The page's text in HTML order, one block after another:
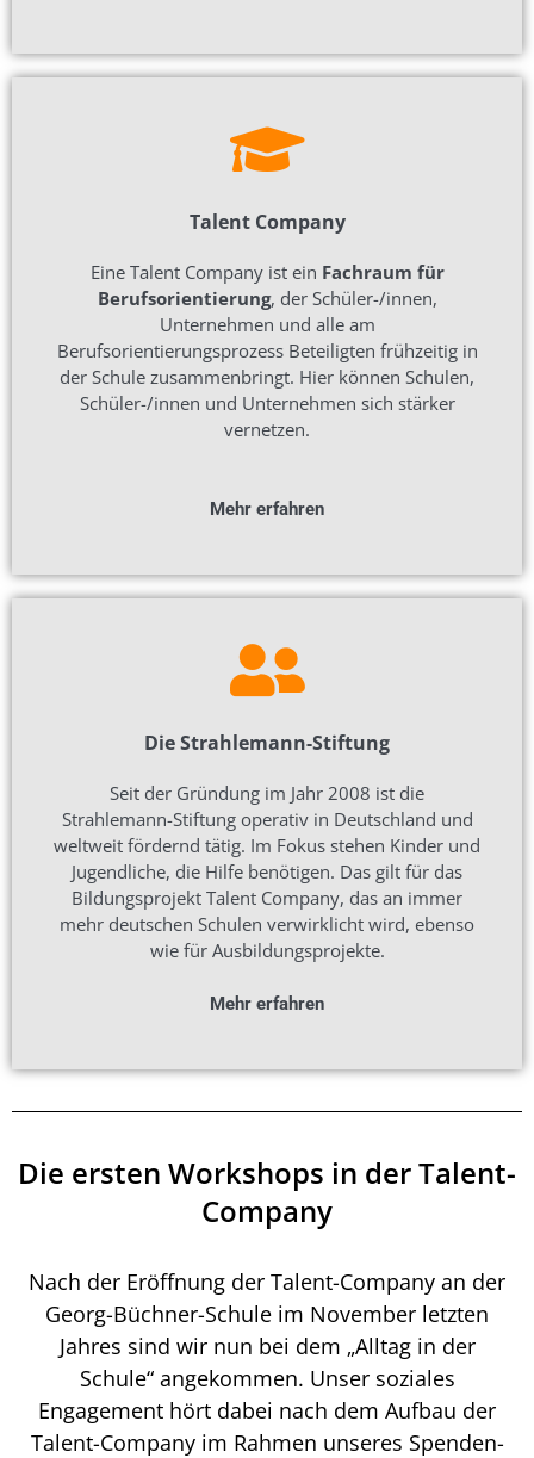
Talent Company
Eine Talent Company ist ein Fachraum für
Berufsorientierung, der Schüler-/innen,
Unternehmen und alle am
Berufsorientierungsprozess Beteiligten frühzeitig in
der Schule zusammenbringt. Hier können Schulen,
Schüler-/innen und Unternehmen sich stärker
vernetzen.
Mehr erfahren
Die Strahlemann-Stiftung
Seit der Gründung im Jahr 2008 ist die
Strahlemann-Stiftung operativ in Deutschland und
weltweit fördernd tätig. Im Fokus stehen Kinder und
Jugendliche, die Hilfe benötigen. Das gilt für das
Bildungsprojekt Talent Company, das an immer
mehr deutschen Schulen verwirklicht wird, ebenso
wie für Ausbildungsprojekte.
Mehr erfahren
Die ersten Workshops in der Talent-
Company
Nach der Eröffnung der Talent-Company an der
Georg-Büchner-Schule im November letzten
Jahres sind wir nun bei dem „Alltag in der
Schule“ angekommen. Unser soziales
Engagement hört dabei nach dem Aufbau der
Talent-Company im Rahmen unseres Spenden-